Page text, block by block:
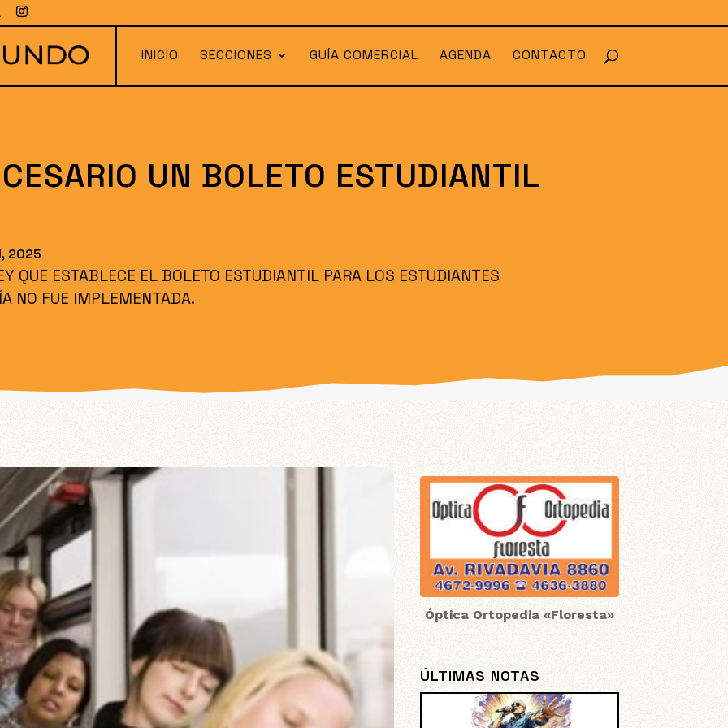
INICIO SECCIONES GUÍA COMERCIAL AGENDA CONTACTO
UN BOLETO ESTUDIANTIL
2025
QUE ESTABLECE EL BOLETO ESTUDIANTIL PARA LOS ESTUDIANTES
NO FUE IMPLEMENTADA.
Óptica Ortopedia «Floresta»
ÚLTIMAS NOTAS